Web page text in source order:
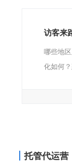
访客来
哪些地
化如何
托管代运营